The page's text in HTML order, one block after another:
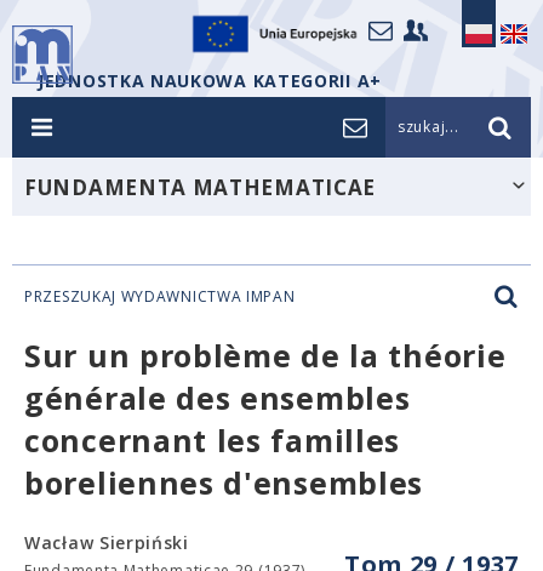
JEDNOSTKA NAUKOWA KATEGORII A+
szukaj...
FUNDAMENTA MATHEMATICAE
PRZESZUKAJ WYDAWNICTWA IMPAN
Sur un problème de la théorie
générale des ensembles
concernant les familles
boreliennes d'ensembles
Tom 29 / 1937
Wacław Sierpiński